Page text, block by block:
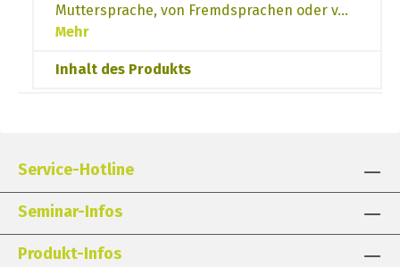
Muttersprache, von Fremdsprachen oder v…
Mehr
Inhalt des Produkts
Service-Hotline
Seminar-Infos
Produkt-Infos